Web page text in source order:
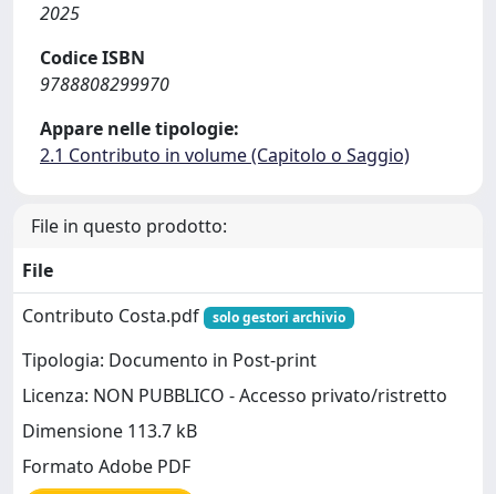
2025
Codice ISBN
9788808299970
Appare nelle tipologie:
2.1 Contributo in volume (Capitolo o Saggio)
File in questo prodotto:
File
Contributo Costa.pdf
solo gestori archivio
Tipologia: Documento in Post-print
Licenza: NON PUBBLICO - Accesso privato/ristretto
Dimensione 113.7 kB
Formato Adobe PDF